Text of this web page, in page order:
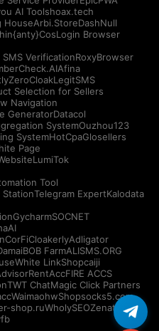
AI Toolshoax.tech
HouseArbi.StoreDashNull
CosLogin Browser
VerificationRoxyBrowser
Afina
ZeroCloakLegitSMS
Selection for Sellers
Navigation
GeneratorDatacol
SystemOuzhou123
SystemHotCpaGlosellers
Page
LumiTok
Tool
StationTelegram ExpertKalodata
GycharmSOCNET
CorFiCloakerlyAdligator
BOB FarmALISMS.ORG
White LinkShopcaiji
RentAccFIRE ACCS
TWT ChatMagic Click Partners
WaimaohwShopsocks5.com
shop.ruWholySEOZenattica